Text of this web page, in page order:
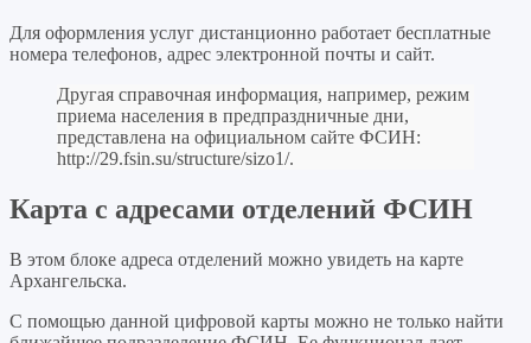
Для оформления услуг дистанционно работает бесплатные
номера телефонов, адрес электронной почты и сайт.
Другая справочная информация, например, режим
приема населения в предпраздничные дни,
представлена на официальном сайте ФСИН:
http://29.fsin.su/structure/sizo1/.
Карта с адресами отделений ФСИН
В этом блоке адреса отделений можно увидеть на карте
Архангельска.
С помощью данной цифровой карты можно не только найти